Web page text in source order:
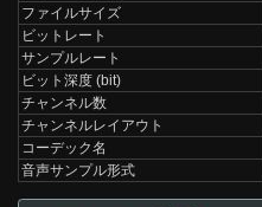
ファイルサイズ
ビットレート
サンプルレート
ビット深度 (bit)
チャンネル数
チャンネルレイアウト
コーデック名
音声サンプル形式